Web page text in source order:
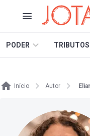
PODER TRIBUTOS
Início Autor